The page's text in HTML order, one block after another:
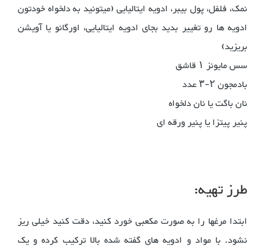
نمک، فلفل، پول بیبر، ادویه ایتالیایی (میتونید به دلخواه خودتون
ادویه ها رو تغییر بدید بجای ادویه ایتالیایی، اورگانو یا آویشن
بریزید)
سس مایونز ۱ قاشق
بادمجون ۲-۳ عدد
نان باگت یا نان دلخواه
پنیر پیتزا یا پنیر ورقه ای
طرز تهیه:
ابتدا مرغها را به صورت مکعبی خورد کنید، دقت کنید خیلی ریز
نشود. با مواد و ادویه های گفته شده بالا ترکیب کرده و یک